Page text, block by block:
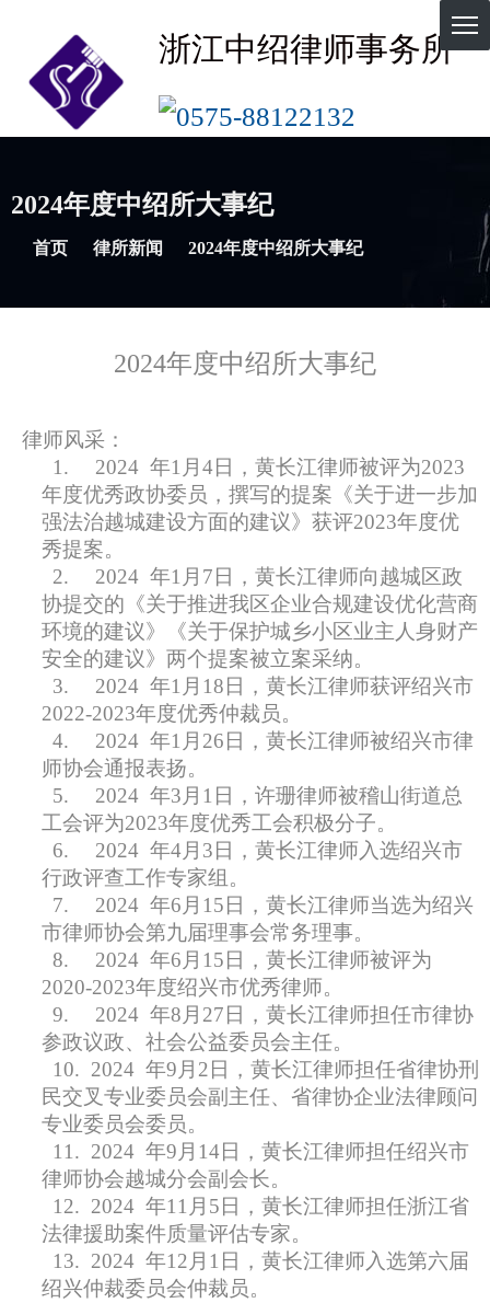
浙江中绍律师事务所
0575-88122132
2024年度中绍所大事纪
首页 律所新闻 2024年度中绍所大事纪
2024年度中绍所大事纪
律师风采：
1.
2024 年1月4日，黄长江律师被评为2023
年度优秀政协委员，撰写的提案《关于进一步加
强法治越城建设方面的建议》获评2023年度优
秀提案。
2.
2024 年1月7日，黄长江律师向越城区政
协提交的《关于推进我区企业合规建设优化营商
环境的建议》《关于保护城乡小区业主人身财产
安全的建议》两个提案被立案采纳。
3.
2024 年1月18日，黄长江律师获评绍兴市
2022-2023年度优秀仲裁员。
4.
2024 年1月26日，黄长江律师被绍兴市律
师协会通报表扬。
5.
2024 年3月1日，许珊律师被稽山街道总
工会评为2023年度优秀工会积极分子。
6.
2024 年4月3日，黄长江律师入选绍兴市
行政评查工作专家组。
7.
2024 年6月15日，黄长江律师当选为绍兴
市律师协会第九届理事会常务理事。
8.
2024 年6月15日，黄长江律师被评为
2020-2023年度绍兴市优秀律师。
9.
2024 年8月27日，黄长江律师担任市律协
参政议政、社会公益委员会主任。
10. 2024 年9月2日，黄长江律师担任省律协刑
民交叉专业委员会副主任、省律协企业法律顾问
专业委员会委员。
11. 2024 年9月14日，黄长江律师担任绍兴市
律师协会越城分会副会长。
12. 2024 年11月5日，黄长江律师担任浙江省
法律援助案件质量评估专家。
13. 2024 年12月1日，黄长江律师入选第六届
绍兴仲裁委员会仲裁员。